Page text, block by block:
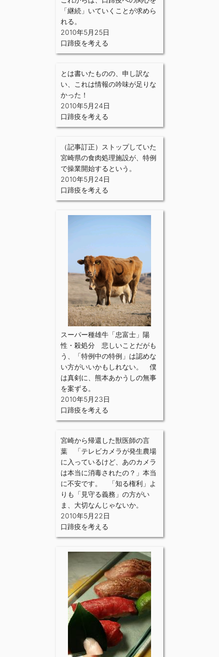
「継続」いていくことが求めら
れる。
2010年5月25日
口蹄疫を考える
とは書いたものの、申し訳な
い、これは情報の吟味が足りな
かった！
2010年5月24日
口蹄疫を考える
（記事訂正）ストップしていた
宮崎県の食肉処理施設が、特例
で操業開始するという。
2010年5月24日
口蹄疫を考える
スーパー種雄牛「忠富士」陽
性・殺処分 悲しいことだがも
う、「特例中の特例」は認めな
い方がいいかもしれない。 僕
は真剣に、熊本あかうしの無事
を案ずる。
2010年5月23日
口蹄疫を考える
宮崎から帰還した獣医師の言
葉 「テレビカメラが発生農場
に入っているけど、あのカメラ
は本当に消毒されたの？」本当
に不安です。 「知る権利」よ
りも「見守る義務」の方がい
ま、大切なんじゃないか。
2010年5月22日
口蹄疫を考える